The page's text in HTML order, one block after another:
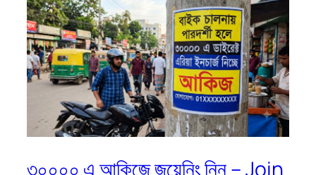
৩০০০০ এ আকিজে জয়েনিং নিন – Join